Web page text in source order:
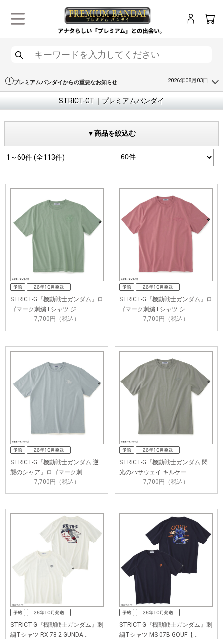
プレミアムバンダイからの重要なお知らせ 2026年08月03日
STRICT-GT｜プレミアムバンダイ
▼商品を絞込む
1～60件 (全113件)
STRICT-G『機動戦士ガンダム』ロ
ゴマーク刺繍Tシャツ ジ…
7,700円（税込）
STRICT-G『機動戦士ガンダム』ロ
ゴマーク刺繍Tシャツ シ…
7,700円（税込）
STRICT-G『機動戦士ガンダム 逆
襲のシャア』ロゴマーク刺…
7,700円（税込）
STRICT-G『機動戦士ガンダム 閃
光のハサウェイ キルケー…
7,700円（税込）
STRICT-G『機動戦士ガンダム』刺
繍Tシャツ RX-78-2 GUNDA…
STRICT-G『機動戦士ガンダム』刺
繍Tシャツ MS-07B GOUF【…